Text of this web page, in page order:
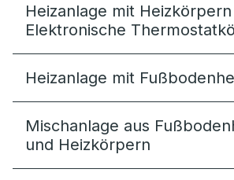
Heizanlage mit
Elektronische
Heizanlage mit
Mischanlage aus
und Heizkörpern